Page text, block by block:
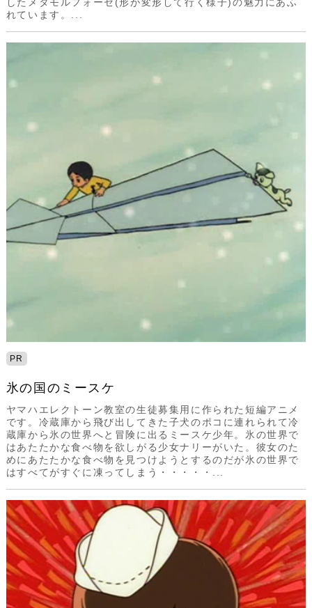
れています。...
PR
氷の国のミースケ
ヤマハエレクトーン教室の生徒募集用に作られた短編アニメ
です。冷蔵庫から飛び出してきた子犬のポコに連れられて冷
蔵庫から氷の世界へと冒険に出るミースケ少年。氷の世界で
はあたたかな食べ物を欲しがる少女ナリーがいた。彼女のた
めにあたたかな食べ物を見つけようとするのだが氷の世界で
はすべてがすぐに凍ってしまう・・・・・...